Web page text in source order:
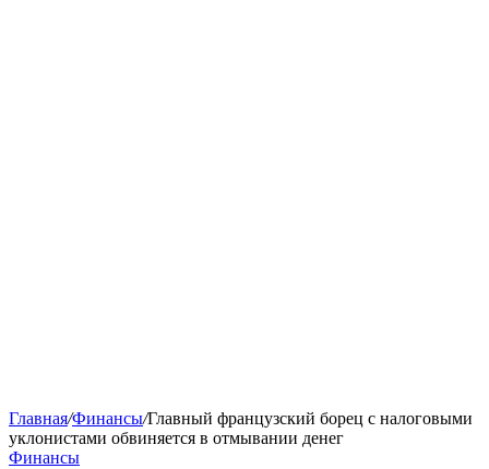
Главная/Финансы/Главный французский борец с налоговыми
уклонистами обвиняется в отмывании денег
Финансы